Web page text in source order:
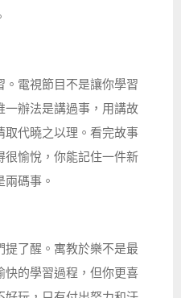
電視節目不是讓你學習
一辦法是講過事，用講故
取代曉之以理。看完故事
很愉悅，你能記住一件新
碼事。
了醒。寓教於樂不是最
快的學習過程，但你更喜